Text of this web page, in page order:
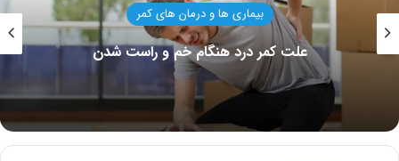
بیماری ها و درمان های کمر
علت کمر درد هنگام خم و راست شدن